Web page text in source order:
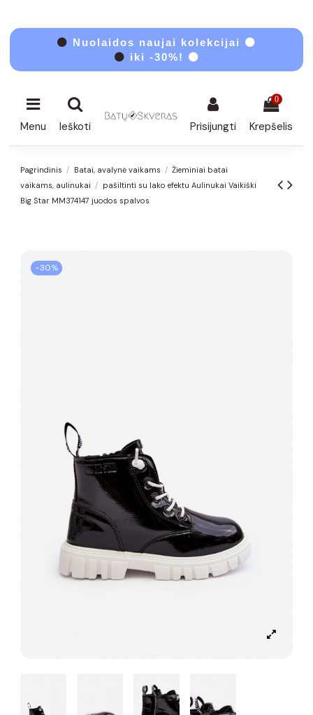
⚫ Nuolaidos naujai kolekcijai ⚫
⚫ iki -30%! ⚫
Menu Ieškoti Prisijungti
0
Krepšelis
Pagrindinis Batai, avalynė vaikams
Žieminiai batai
vaikams, aulinukai
pašiltinti su lako efektu Aulinukai Vaikiški
Big Star MM374147 juodos spalvos
−30%